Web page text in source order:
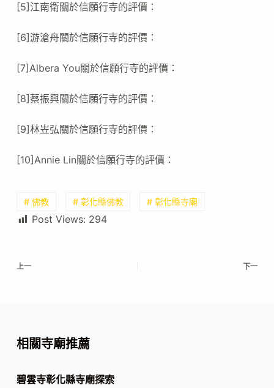
[5]江南衛關於信願行寺的評價：
[6]游滄舟關於信願行寺的評價：
[7]Albera You關於信願行寺的評價：
[8]蔡振興關於信願行寺的評價：
[9]林岦弘關於信願行寺的評價：
[10]Annie Lin關於信願行寺的評價：
# 佛教 # 彰化縣佛教 # 彰化縣寺廟
Post Views: 294
上一 下一
相關寺廟推薦
碧雲寺彰化縣寺廟探索